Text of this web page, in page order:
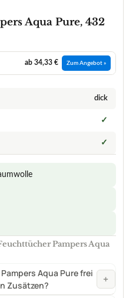
Aqua Pure, 432
ab 34,33 € Zum Angebot »
dick
✓
✓
Pampers Aqua
Aqua Pure frei
Zusätzen?
+